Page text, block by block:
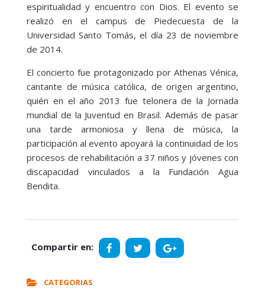
espiritualidad y encuentro con Dios. El evento se
realizó en el campus de Piedecuesta de la
Universidad Santo Tomás, el día 23 de noviembre
de 2014.
El concierto fue protagonizado por Athenas Vénica,
cantante de música católica, de origen argentino,
quién en el año 2013 fue telonera de la Jornada
mundial de la Juventud en Brasil. Además de pasar
una tarde armoniosa y llena de música, la
participación al evento apoyará la continuidad de los
procesos de rehabilitación a 37 niños y jóvenes con
discapacidad vinculados a la Fundación Agua
Bendita.
Compartir en:
CATEGORIAS